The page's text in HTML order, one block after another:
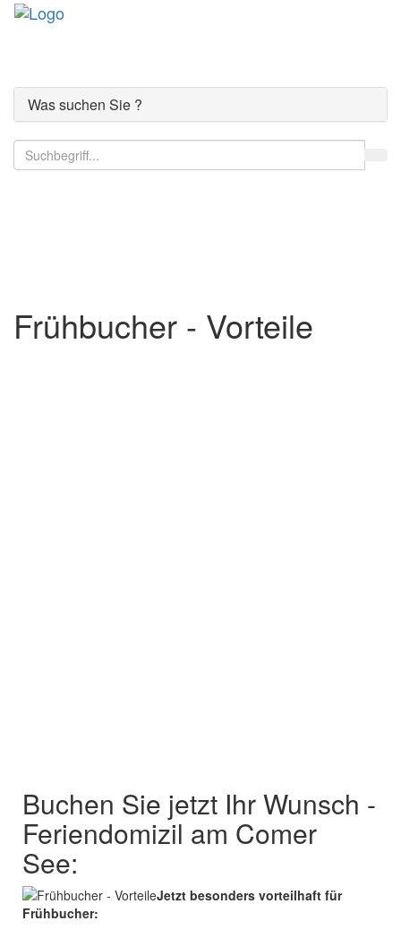
Was suchen Sie ?
Frühbucher - Vorteile
Buchen Sie jetzt Ihr Wunsch -
Feriendomizil am Comer
See:
Jetzt besonders vorteilhaft für
Frühbucher: